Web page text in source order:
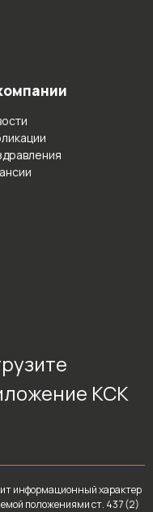
КСК
информационный характер
положениями ст. 437 (2)